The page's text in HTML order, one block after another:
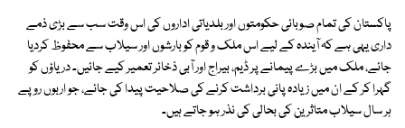
پاکستان کی تمام صوبائی حکومتوں اور بلدیاتی اداروں کی اس وقت سب سے بڑی ذمے
داری یہی ہے کہ آیندہ کے لیے اس ملک و قوم کو بارشوں اور سیلاب سے محفوظ کردیا
جائے، ملک میں بڑے پیمانے پر ڈیم، بیراج اور آبی ذخائر تعمیر کیے جائیں۔ دریاؤں کو
گہرا کر کے ان میں زیادہ پانی برداشت کرنے کی صلاحیت پیدا کی جائے، جو اربوں روپے
ہر سال سیلاب متاثرین کی بحالی کی نذر ہو جاتے ہیں۔